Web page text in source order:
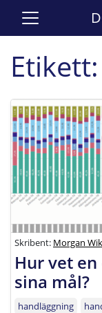
Etikett:
Skribent: Morgan
Hur vet
sina mål?
handläggning